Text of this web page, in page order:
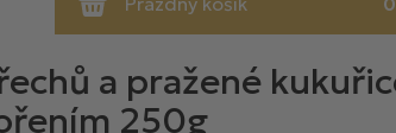
a pražené
250g